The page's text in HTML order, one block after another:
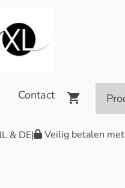
Contact
& DE| Veilig betalen met